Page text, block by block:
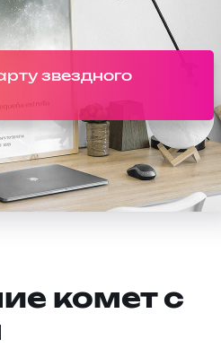
звездного
комет с